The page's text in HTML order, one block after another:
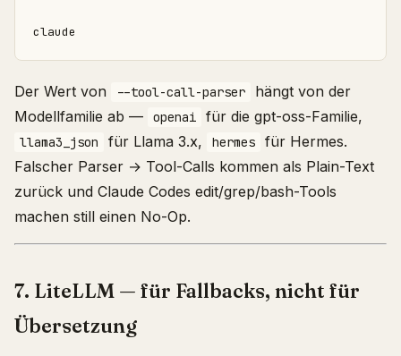
Der Wert von --tool-call-parser
hängt von der
Modellfamilie ab —
openai für die gpt-oss-Familie,
llama3_json für Llama 3.x, hermes
für Hermes.
Falscher Parser → Tool-Calls kommen als Plain-Text
zurück und Claude Codes edit/grep/bash-Tools
machen still einen No-Op.
7. LiteLLM — für Fallbacks, nicht für
Übersetzung